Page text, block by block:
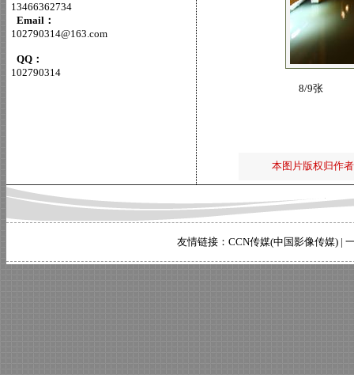
13466362734
Email：
102790314@163.com
QQ：
102790314
8/9张
本图片版权归作
友情链接： CCN传媒(中国影像传媒) |